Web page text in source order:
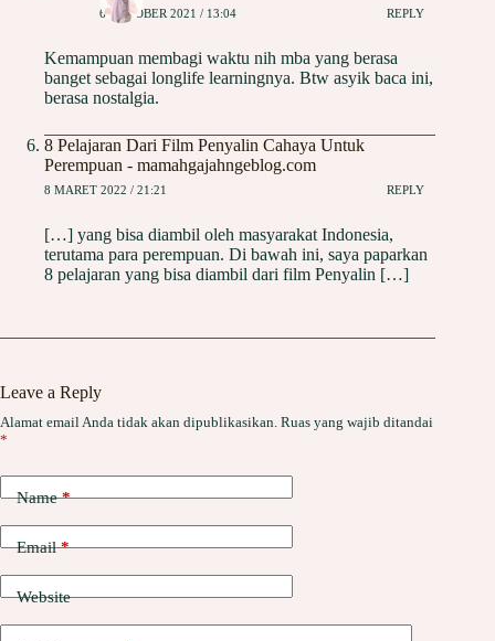
6 OKTOBER 2021 / 13:04 REPLY
Kemampuan membagi waktu nih mba yang berasa
banget sebagai longlife learningnya. Btw asyik baca ini,
berasa nostalgia.
8 Pelajaran Dari Film Penyalin Cahaya Untuk
Perempuan - mamahgajahngeblog.com
8 MARET 2022 / 21:21 REPLY
[…] yang bisa diambil oleh masyarakat Indonesia,
terutama para perempuan. Di bawah ini, saya paparkan
8 pelajaran yang bisa diambil dari film Penyalin […]
Leave a Reply
Alamat email Anda tidak akan dipublikasikan. Ruas yang wajib ditandai
*
Name*
Email*
Website